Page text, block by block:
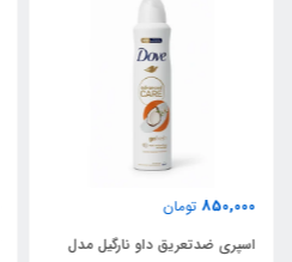
850,000 تومان
اسپری ضدتعریق داو نارگیل مدل